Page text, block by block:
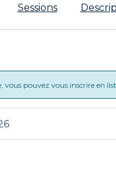
Sessions
vous pouvez vous inscrire en